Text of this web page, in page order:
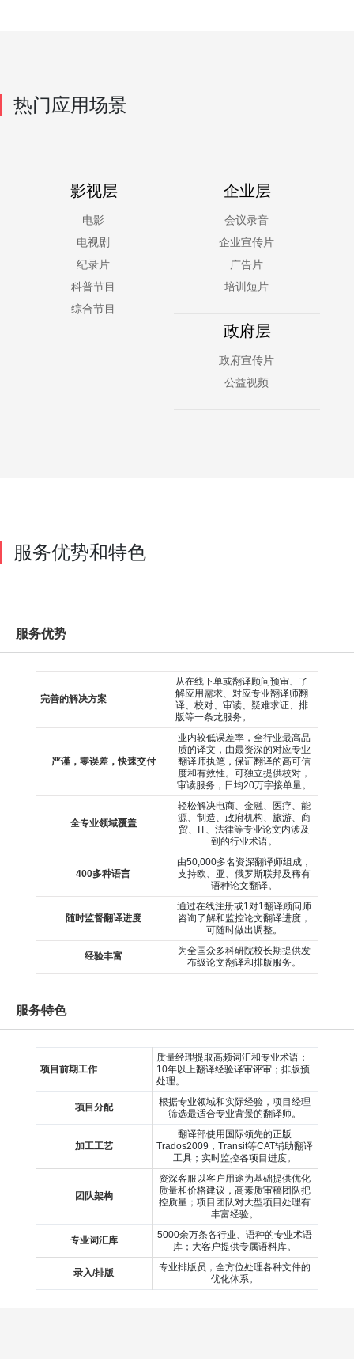
热门应用场景
影视层
电影
电视剧
纪录片
科普节目
综合节目
企业层
会议录音
企业宣传片
广告片
培训短片
政府层
政府宣传片
公益视频
服务优势和特色
服务优势
完善的解决方案
从在线下单或翻译顾问预审、了
解应用需求、对应专业翻译师翻
译、校对、审读、疑难求证、排
版等一条龙服务。
严谨，零误差，快速交付
业内较低误差率，全行业最高品
质的译文，由最资深的对应专业
翻译师执笔，保证翻译的高可信
度和有效性。可独立提供校对，
审读服务，日均20万字接单量。
全专业领域覆盖
轻松解决电商、金融、医疗、能
源、制造、政府机构、旅游、商
贸、IT、法律等专业论文内涉及
到的行业术语。
400多种语言
由50,000多名资深翻译师组成，
支持欧、亚、俄罗斯联邦及稀有
语种论文翻译。
随时监督翻译进度
通过在线注册或1对1翻译顾问师
咨询了解和监控论文翻译进度，
可随时做出调整。
经验丰富
为全国众多科研院校长期提供发
布级论文翻译和排版服务。
服务特色
项目前期工作
质量经理提取高频词汇和专业术语；
10年以上翻译经验译审评审；排版预
处理。
项目分配
根据专业领域和实际经验，项目经理
筛选最适合专业背景的翻译师。
加工工艺
翻译部使用国际领先的正版
Trados2009，Transit等CAT辅助翻译
工具；实时监控各项目进度。
团队架构
资深客服以客户用途为基础提供优化
质量和价格建议，高素质审稿团队把
控质量；项目团队对大型项目处理有
丰富经验。
专业词汇库
5000余万条各行业、语种的专业术语
库；大客户提供专属语料库。
录入/排版
专业排版员，全方位处理各种文件的
优化体系。